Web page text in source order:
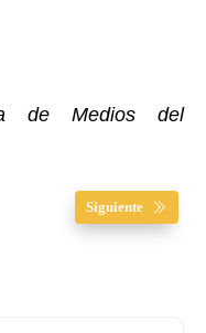
de Medios del
Siguiente